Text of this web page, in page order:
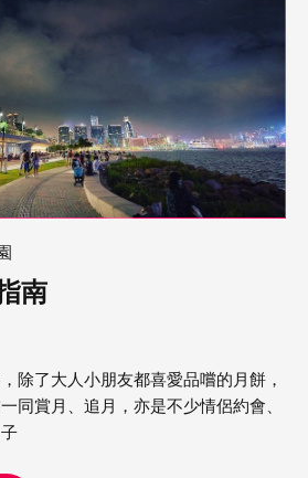
園
南
除了大人小朋友都喜愛品嚐的月餅，
同賞月、追月，亦是不少情侶約會、